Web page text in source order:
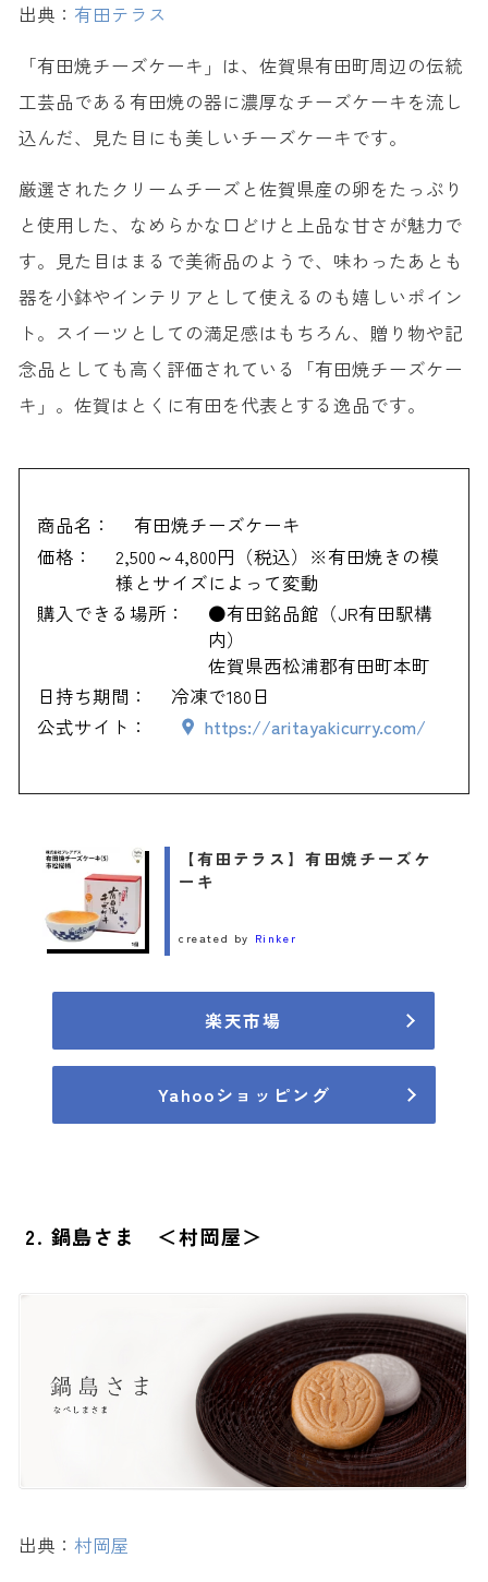
22. 佐賀えびすもなか ＜元祖吉野屋＞
23. 逸口香（いっこっこう） ＜逸口香 源八屋＞
24. YOKANGO ＜御菓子司 鶴屋＞
25. 白玉饅頭 ＜元祖吉野屋＞
武雄温泉物産館
道の駅 桃山天下市
出典： 有田テラス
「有田焼チーズケーキ」は、佐賀県有田町周辺の伝統
工芸品である有田焼の器に濃厚なチーズケーキを流し
込んだ、見た目にも美しいチーズケーキです。
厳選されたクリームチーズと佐賀県産の卵をたっぷり
と使用した、なめらかな口どけと上品な甘さが魅力で
す。見た目はまるで美術品のようで、味わったあとも
器を小鉢やインテリアとして使えるのも嬉しいポイン
ト。スイーツとしての満足感はもちろん、贈り物や記
念品としても高く評価されている「有田焼チーズケー
キ」。佐賀はとくに有田を代表とする逸品です。
商品名：
有田焼チーズケーキ
価格：
2,500～4,800円（税込）※有田焼きの模
様とサイズによって変動
購入できる場所：
●有田銘品館（JR有田駅構
内）
佐賀県西松浦郡有田町本町
日持ち期間：
冷凍で180日
公式サイト：
https://aritayakicurry.com/
【有田テラス】有田焼チーズケ
ーキ
created by Rinker
楽天市場
Yahooショッピング
2. 鍋島さま ＜村岡屋＞
出典： 村岡屋